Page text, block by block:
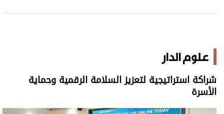
علوم الدار
شراكة استراتيجية لتعزيز السلامة الرقمية وحماية
الأسرة